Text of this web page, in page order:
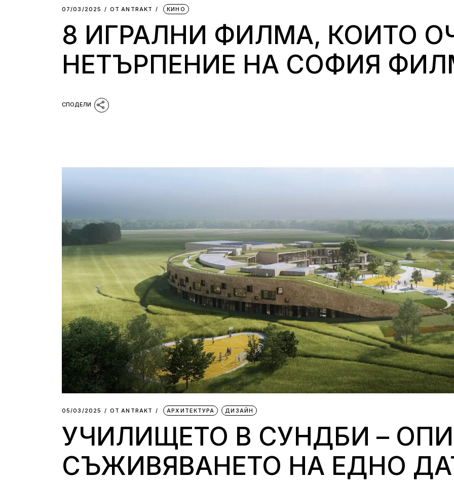
07/03/2025 ОТ АNTRAKT КИНО
8 ИГРАЛНИ ФИЛМА, КОИТО
НЕТЪРПЕНИЕ НА СОФИЯ
05/03/2025 ОТ АNTRAKT АРХИТЕКТУРА ДИЗАЙН
УЧИЛИЩЕТО В СУНДБИ –
СЪЖИВЯВАНЕТО НА ЕДНО